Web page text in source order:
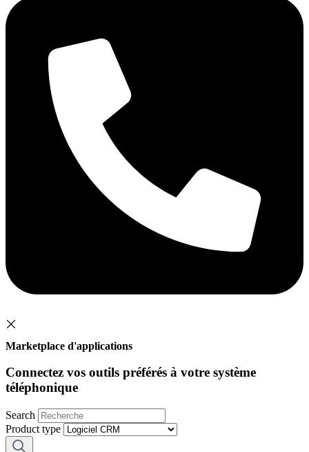
Marketplace d'applications
Connectez vos outils préférés à votre système
téléphonique
Search
Product type